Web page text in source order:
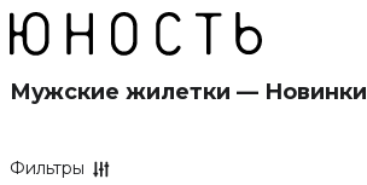
Мужские жилетки — Новинки
Фильтры